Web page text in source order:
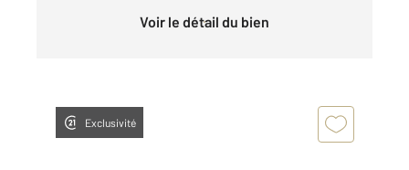
Voir le détail du bien
Exclusivité